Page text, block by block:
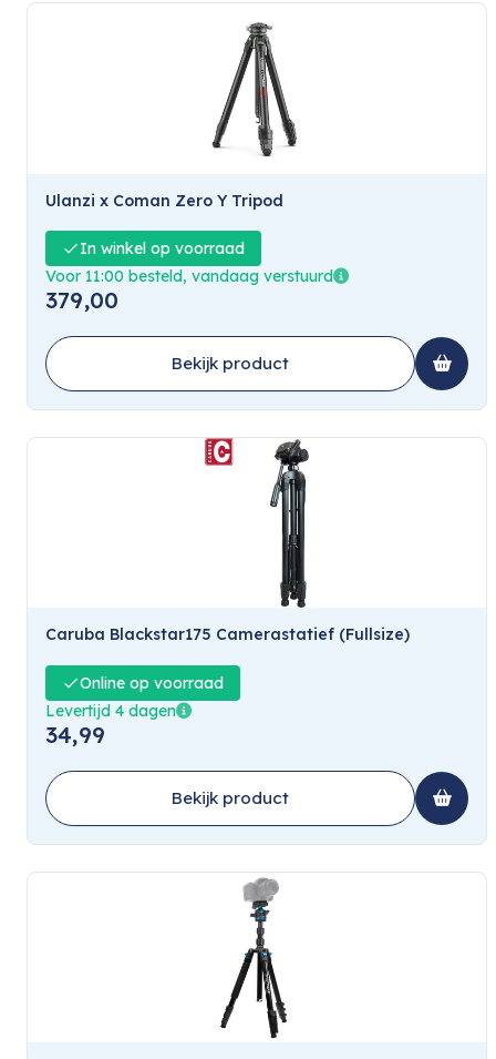
Ulanzi x Coman Zero Y Tripod
In winkel op voorraad
Voor 11:00 besteld, vandaag verstuurd
379,00
Bekijk product
Caruba Blackstar175 Camerastatief (Fullsize)
Online op voorraad
Levertijd 4 dagen
34,99
Bekijk product